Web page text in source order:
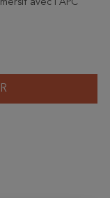
avec l'APC